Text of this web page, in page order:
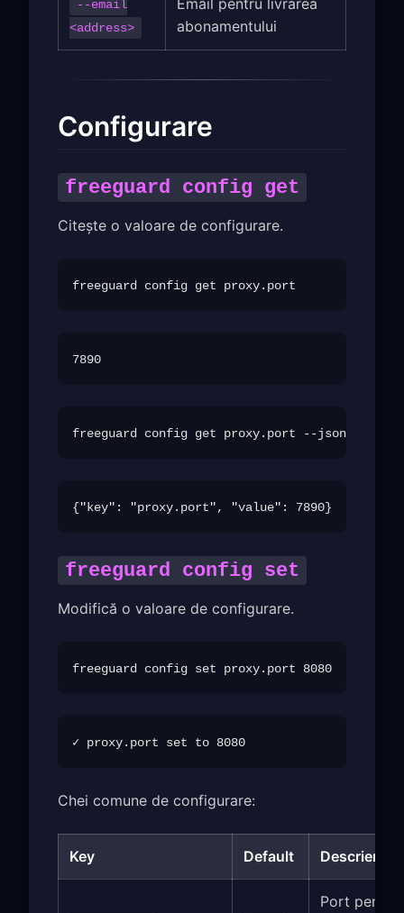
--email
<address>
Email pentru livrarea
abonamentului
Configurare
freeguard config get
Citește o valoare de configurare.
freeguard config set
Modifică o valoare de configurare.
Chei comune de configurare:
Key Default Descriere
Port pentru